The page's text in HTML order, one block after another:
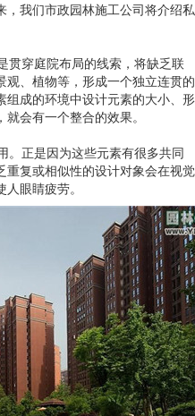
，我们市政园林施工公司将介绍私
穿庭院布局的线索，将缺乏联
、植物等，形成一个独立连贯的
组成的环境中设计元素的大小、形
会有一个整合的效果。
正是因为这些元素有很多共同
重复或相似性的设计对象会在视觉
眼睛疲劳。